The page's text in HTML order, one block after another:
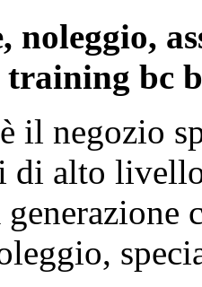
training bc
il negozio
di alto